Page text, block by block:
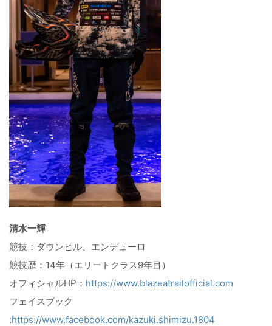
清水一輝
競技：ダウンヒル、エンデューロ
競技歴：14年（エリートクラス9年目）
オフィシャルHP： https://www.blazeatrailofficial.com
フェイスブック
:https://www.facebook.com/kazuki.shimizu.1804